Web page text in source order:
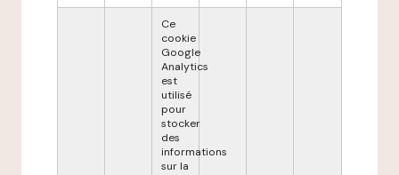
Ce
cookie
Google
Analytics
est
utilisé
pour
stocker
des
informations
sur la